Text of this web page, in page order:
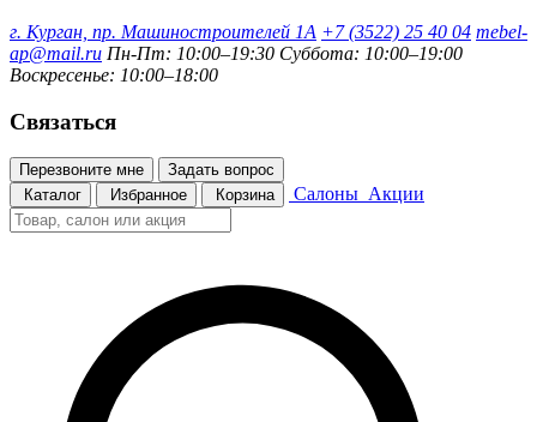
г. Курган, пр. Машиностроителей 1А +7 (3522) 25 40 04 mebel-
ap@mail.ru Пн-Пт: 10:00–19:30 Суббота: 10:00–19:00
Воскресенье: 10:00–18:00
Связаться
Перезвоните мне
Задать вопрос
Каталог
Избранное Корзина Салоны Акции